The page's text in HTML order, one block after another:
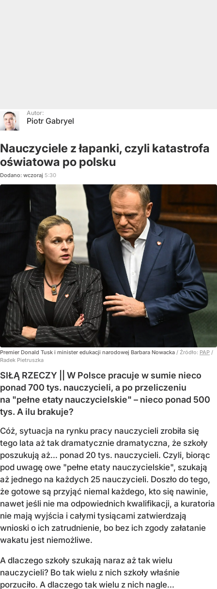
Autor:
Piotr Gabryel
Nauczyciele z łapanki, czyli katastrofa
oświatowa po polsku
Dodano: wczoraj 5:30
Premier Donald Tusk i minister edukacji narodowej Barbara Nowacka / Źródło: PAP /
Radek Pietruszka
SIŁĄ RZECZY || W Polsce pracuje w sumie nieco
ponad 700 tys. nauczycieli, a po przeliczeniu
na "pełne etaty nauczycielskie" – nieco ponad 500
tys. A ilu brakuje?
Cóż, sytuacja na rynku pracy nauczycieli zrobiła się
tego lata aż tak dramatycznie dramatyczna, że szkoły
poszukują aż… ponad 20 tys. nauczycieli. Czyli, biorąc
pod uwagę owe "pełne etaty nauczycielskie", szukają
aż jednego na każdych 25 nauczycieli. Doszło do tego,
że gotowe są przyjąć niemal każdego, kto się nawinie,
nawet jeśli nie ma odpowiednich kwalifikacji, a kuratoria
nie mają wyjścia i całymi tysiącami zatwierdzają
wnioski o ich zatrudnienie, bo bez ich zgody załatanie
wakatu jest niemożliwe.
A dlaczego szkoły szukają naraz aż tak wielu
nauczycieli? Bo tak wielu z nich szkoły właśnie
porzuciło. A dlaczego tak wielu z nich nagle...